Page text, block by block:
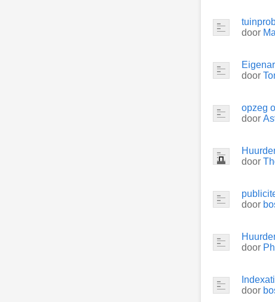
door
door
opzeg
door
door
door
door
door